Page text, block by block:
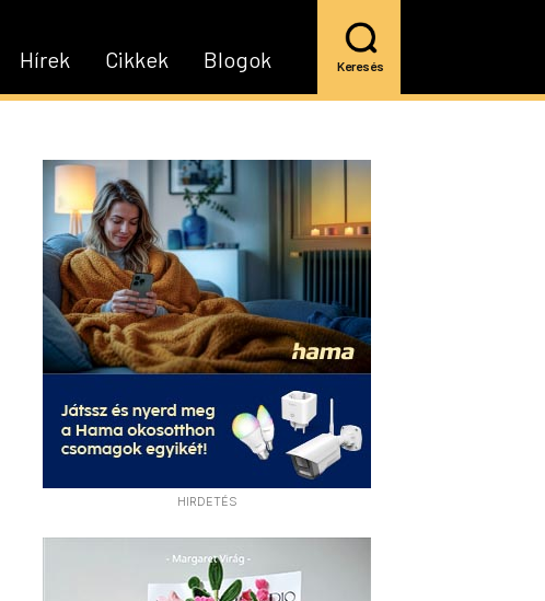
Blogok
Cikkek
Hírek Keresés
HIRDETÉS